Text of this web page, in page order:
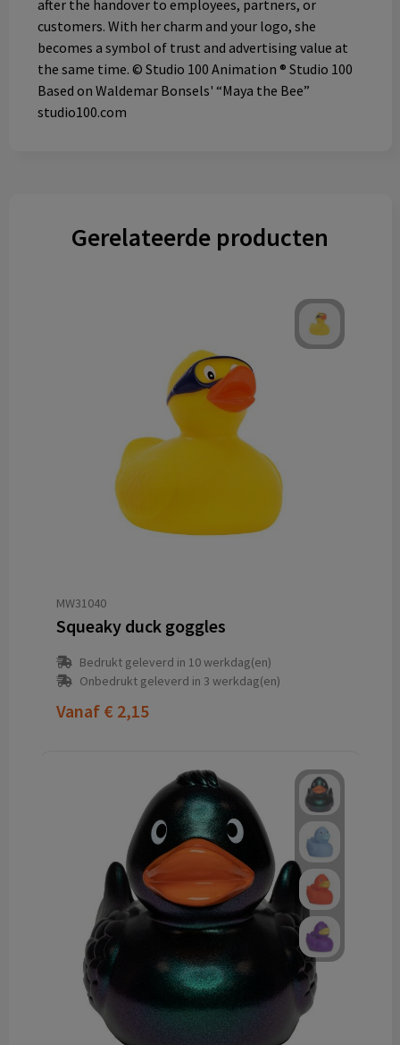
after the handover to employees, partners, or
customers. With her charm and your logo, she
becomes a symbol of trust and advertising value at
the same time. © Studio 100 Animation ® Studio 100
Based on Waldemar Bonsels' “Maya the Bee”
studio100.com
Gerelateerde producten
MW31040
Squeaky duck goggles
Bedrukt geleverd in 10 werkdag(en)
Onbedrukt geleverd in 3 werkdag(en)
Vanaf € 2,15